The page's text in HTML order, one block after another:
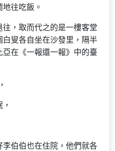
往吃飯。
，取而代之的是一樓客堂
叟各自坐在沙發里，隔半
在《一報還一報》中的臺
伯伯也在住院，他們就各